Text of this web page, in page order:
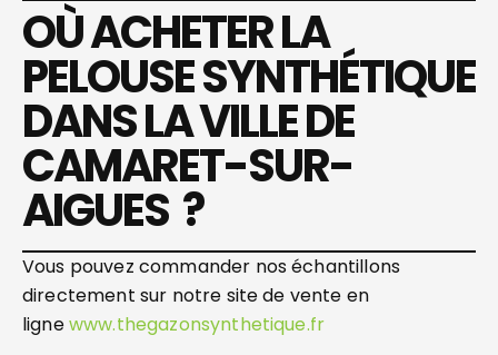
OÙ ACHETER LA
PELOUSE SYNTHÉTIQUE
DANS LA VILLE DE
CAMARET-SUR-
AIGUES ?
Vous pouvez commander nos échantillons
directement sur notre site de vente en
lignewww.thegazonsynthetique.fr